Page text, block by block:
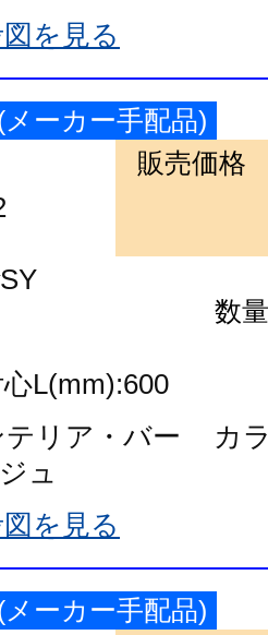
を見る
メーカー手配品)
販売価格
数量
L(mm):600
テリア・バー
カ
ュ
を見る
メーカー手配品)